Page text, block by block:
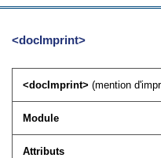
<docImprint>
<docImprint>(mention
Module
Attributs